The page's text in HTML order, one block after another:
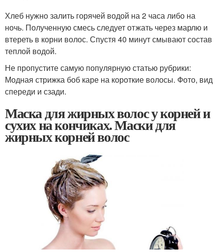
Хлеб нужно залить горячей водой на 2 часа либо на
ночь. Полученную смесь следует отжать через марлю и
втереть в корни волос. Спустя 40 минут смывают состав
теплой водой.
Не пропустите самую популярную статью рубрики:
Модная стрижка боб каре на короткие волосы. Фото, вид
спереди и сзади.
Маска для жирных волос у корней и
сухих на кончиках. Маски для
жирных корней волос